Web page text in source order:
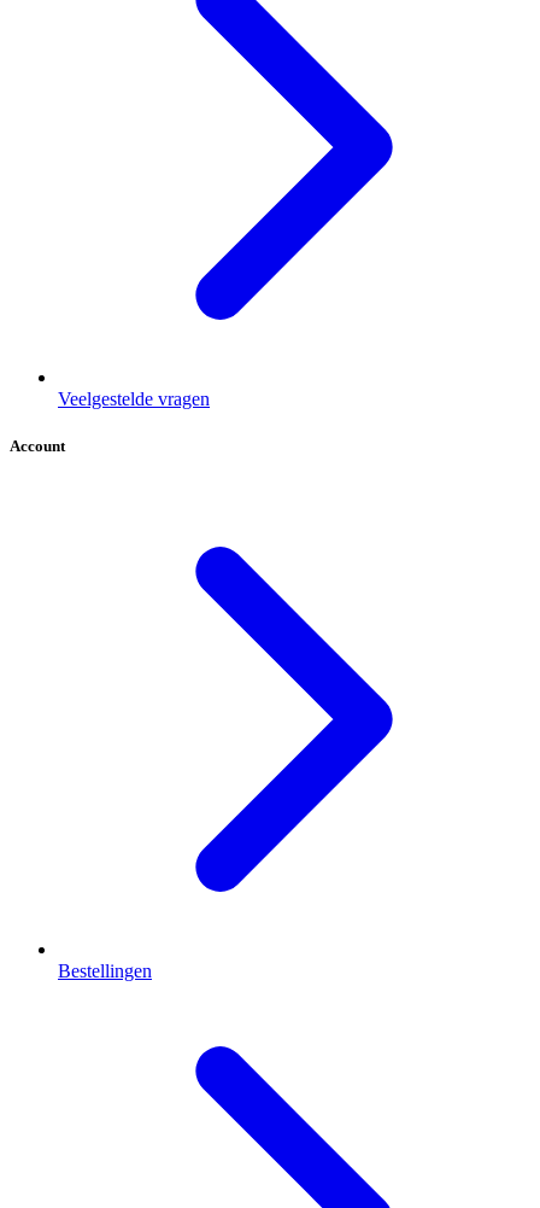
Veelgestelde vragen
Account
Bestellingen